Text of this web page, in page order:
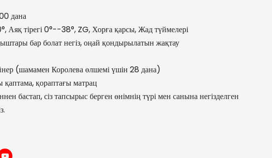
дана
тірегі 0°--38°, ZG, Хорға қарсы, Жад түймелері
бар болат негіз, оңай қондырылатын жақтау
(шамамен Королева өлшемі үшін 28 дана)
қораптағы матрац
бастап, сіз тапсырыс берген өнімнің түрі мен санына негізделген